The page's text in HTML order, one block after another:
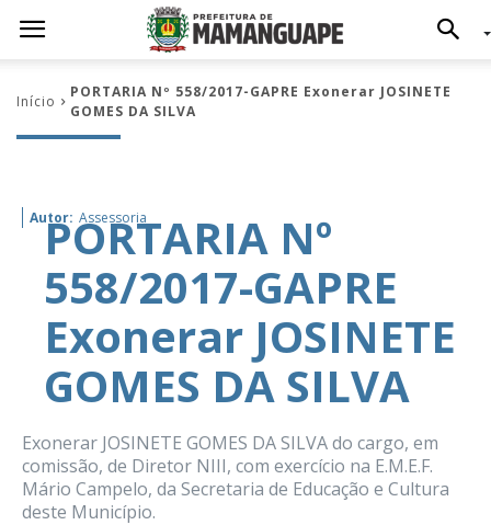
Início
PORTARIA Nº 558/2017-GAPRE Exonerar JOSINETE
GOMES DA SILVA
Autor: Assessoria
PORTARIA Nº
558/2017-GAPRE
Exonerar JOSINETE
GOMES DA SILVA
Exonerar JOSINETE GOMES DA SILVA do cargo, em
comissão, de Diretor NIII, com exercício na E.M.E.F.
Mário Campelo, da Secretaria de Educação e Cultura
deste Município.